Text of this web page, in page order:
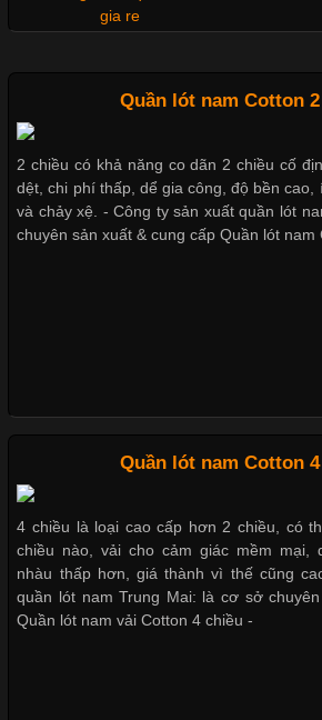
Chuộng Hiện Nay
Cập nhật 2026-06-01
Trong môi trường kinh doanh hiện đại,
chuyên nghiệp đóng vai trò quan trọng đối
Vải Lycra Là Gì? Chất Liệu Co Giãn
Ngành May Mặc Trong ngành thời trang
khả năng co giãn tốt ngày càng được ưa
cảm giác thoải mái cho người mặc.
trong những chất liệu nổi bật nhờ độ đàn
Xu hướng thời trang trẻ và
quần lót nam giá sỉ
Giặt và bảo quản quần lót nam
đúng cách
Những mẩu quần lót nam
thông dụng hiện nay
Quần lót nam Cotton
2 chiều có khả năng co dãn 2 chiều cố
dệt, chi phí thấp, dể gia công, độ bền cao,
và chảy xệ. - Công ty sản xuất quần lót
chuyên sản xuất & cung cấp Quần lót nam
Quần lót nam Cotton
4 chiều là loại cao cấp hơn 2 chiều, có
chiều nào, vải cho cảm giác mềm mại,
nhàu thấp hơn, giá thành vì thế cũng
quần lót nam Trung Mai: là cơ sở
Quần lót nam vải Cotton 4 chiều -